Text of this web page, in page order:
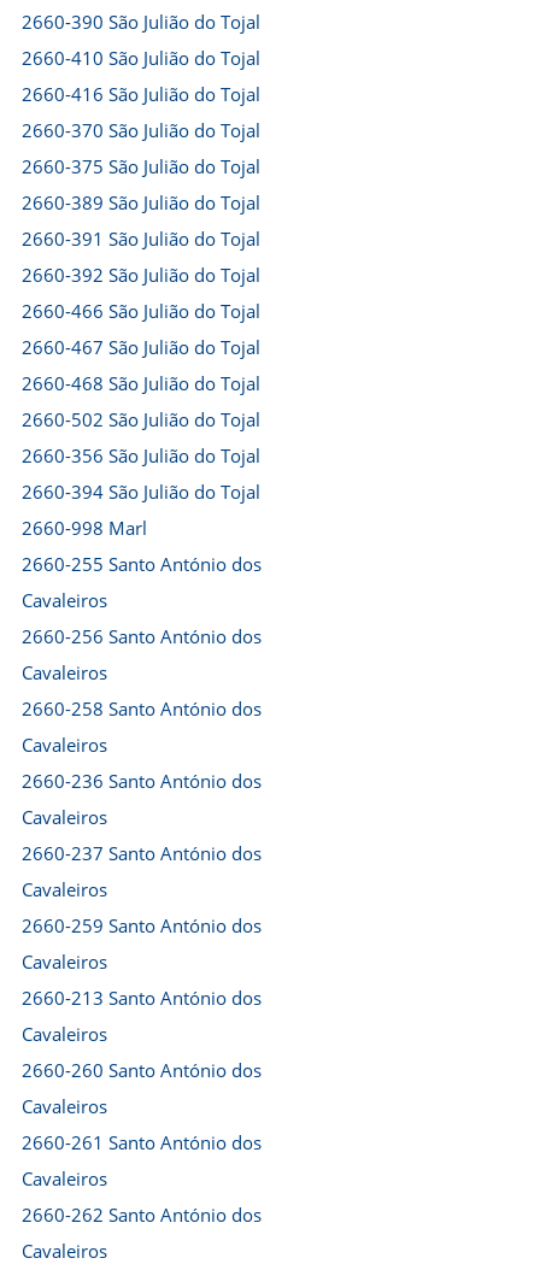
2660-390 São Julião do Tojal
2660-410 São Julião do Tojal
2660-416 São Julião do Tojal
2660-370 São Julião do Tojal
2660-375 São Julião do Tojal
2660-389 São Julião do Tojal
2660-391 São Julião do Tojal
2660-392 São Julião do Tojal
2660-466 São Julião do Tojal
2660-467 São Julião do Tojal
2660-468 São Julião do Tojal
2660-502 São Julião do Tojal
2660-356 São Julião do Tojal
2660-394 São Julião do Tojal
2660-998 Marl
2660-255 Santo António dos
Cavaleiros
2660-256 Santo António dos
Cavaleiros
2660-258 Santo António dos
Cavaleiros
2660-236 Santo António dos
Cavaleiros
2660-237 Santo António dos
Cavaleiros
2660-259 Santo António dos
Cavaleiros
2660-213 Santo António dos
Cavaleiros
2660-260 Santo António dos
Cavaleiros
2660-261 Santo António dos
Cavaleiros
2660-262 Santo António dos
Cavaleiros